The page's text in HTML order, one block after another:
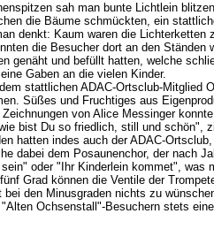
sah man bunte Lichtlein
die Bäume schmückten, ein
denkt: Kaum waren die
die Besucher dort an den
genäht und befüllt hatten, welche
Gaben an die vielen Kinder.
stattlichen ADAC-Ortsclub-
Süßes und Fruchtiges aus
von Alice Messinger
bist Du so friedlich, still und
hatten indes auch der ADAC-
dabei dem Posaunenchor, der nach
oder "Ihr Kinderlein kommet",
Grad können die Ventile der
den Minusgraden nichts zu
Ochsenstall"-Besuchern stets